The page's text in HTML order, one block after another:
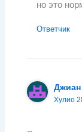
но это
Ответчик
Джиан
Хулио